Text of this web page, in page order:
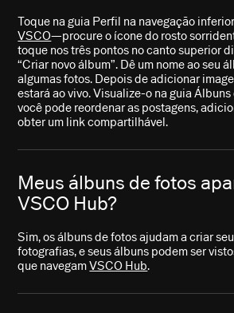
Toque na guia Perfil na navegação
VSCO—procure o ícone do rosto
toque nos três pontos no canto superior
“Criar novo álbum”. Dê um nome ao seu
algumas fotos. Depois de adicionar
estará ao vivo. Visualize-o na guia
você pode reordenar as postagens,
obter um link compartilhável.
Meus álbuns de fotos
VSCO Hub?
Sim, os álbuns de fotos ajudam a criar
fotografias, e seus álbuns podem ser
que navegamVSCO Hub.